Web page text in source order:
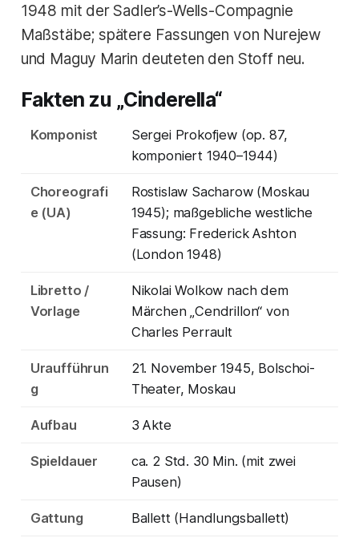
1948 mit der Sadler’s-Wells-Compagnie
Maßstäbe; spätere Fassungen von Nurejew
und Maguy Marin deuteten den Stoff neu.
Fakten zu „Cinderella“
Komponist
Sergei Prokofjew (op. 87,
komponiert 1940–1944)
Choreografi
e (UA)
Rostislaw Sacharow (Moskau
1945); maßgebliche westliche
Fassung: Frederick Ashton
(London 1948)
Libretto /
Vorlage
Nikolai Wolkow nach dem
Märchen „Cendrillon“ von
Charles Perrault
Uraufführun
g
21. November 1945, Bolschoi-
Theater, Moskau
Aufbau 3 Akte
Spieldauer
ca. 2 Std. 30 Min. (mit zwei
Pausen)
Gattung Ballett (Handlungsballett)